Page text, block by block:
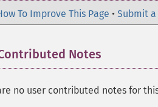
To Improve This Page • Submit
Notes
no user contributed notes for